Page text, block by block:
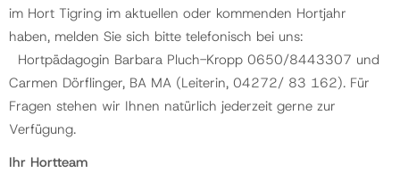
im Hort Tigring im aktuellen oder kommenden Hortjahr
haben, melden Sie sich bitte telefonisch bei uns:
Hortpädagogin Barbara Pluch-Kropp 0650/8443307 und
Carmen Dörflinger, BA MA (Leiterin, 04272/ 83 162). Für
Fragen stehen wir Ihnen natürlich jederzeit gerne zur
Verfügung.
Ihr Hortteam